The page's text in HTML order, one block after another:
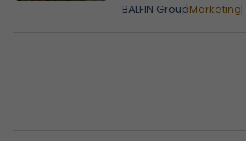
Shqipërisë
BALFIN GroupMarketing